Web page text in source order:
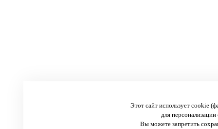
Этот сайт использует cookie
для персонализации
Вы можете запретить